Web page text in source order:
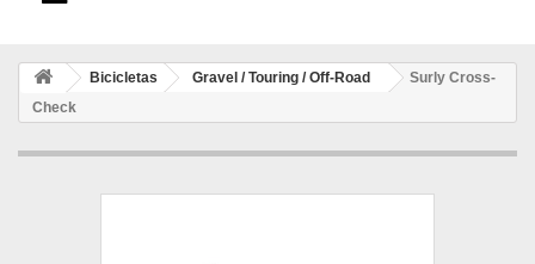
Bicicletas Gravel / Touring / Off-Road
Surly Cross-
Check